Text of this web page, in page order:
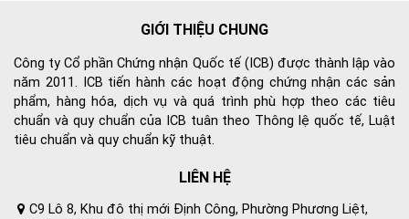
GIỚI THIỆU CHUNG
Công ty Cổ phần Chứng nhận Quốc tế (ICB) được thành lập vào
năm 2011. ICB tiến hành các hoạt động chứng nhận các sản
phẩm, hàng hóa, dịch vụ và quá trình phù hợp theo các tiêu
chuẩn và quy chuẩn của ICB tuân theo Thông lệ quốc tế, Luật
tiêu chuẩn và quy chuẩn kỹ thuật.
LIÊN HỆ
C9 Lô 8, Khu đô thị mới Định Công, Phường Phương Liệt,